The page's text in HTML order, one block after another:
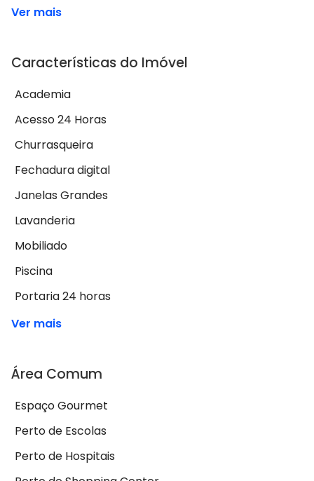
Ver mais
Características do Imóvel
Academia
Acesso 24 Horas
Churrasqueira
Fechadura digital
Janelas Grandes
Lavanderia
Mobiliado
Piscina
Portaria 24 horas
Ver mais
Área Comum
Espaço Gourmet
Perto de Escolas
Perto de Hospitais